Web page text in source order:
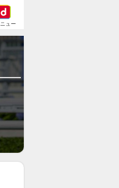
ュー